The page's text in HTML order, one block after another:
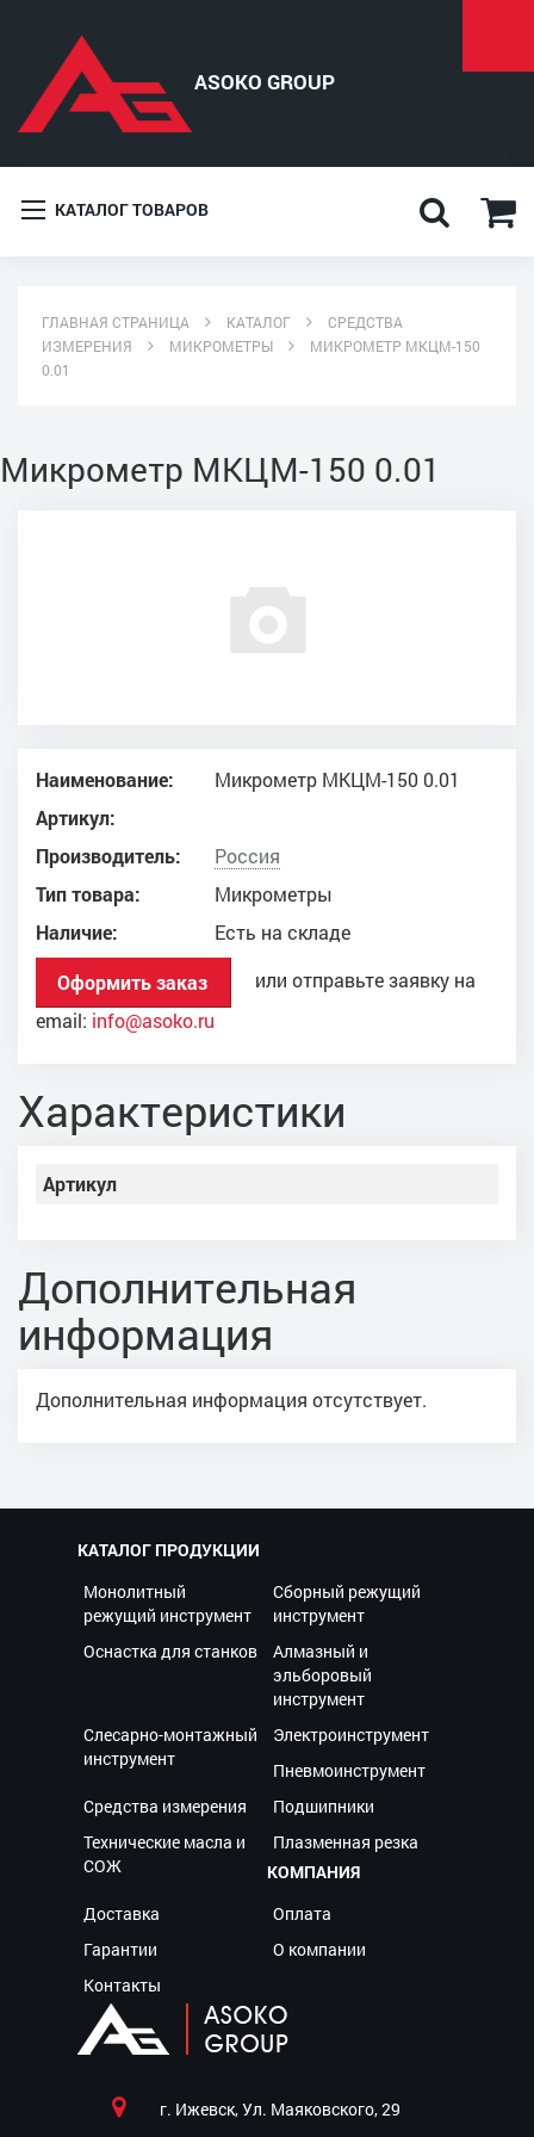
КАТАЛОГ ТОВАРОВ
ГЛАВНАЯ СТРАНИЦА КАТАЛОГ
СРЕДСТВА
ИЗМЕРЕНИЯ
МИКРОМЕТРЫ
МИКРОМЕТР МКЦМ-150
0.01
Микрометр МКЦМ-150 0.01
Наименование:
Микрометр МКЦМ-150 0.01
Артикул:
Производитель:
Россия
Тип товара:
Микрометры
Наличие:
Есть на складе
Оформить заказ
или отправьте заявку на
email: info@asoko.ru
Характеристики
Артикул
Дополнительная
информация
Дополнительная информация отсутствует.
КАТАЛОГ ПРОДУКЦИИ
Монолитный
режущий инструмент
Сборный режущий
инструмент
Оснастка для станков
Алмазный и
эльборовый
инструмент
Слесарно-монтажный
инструмент
Электроинструмент
Пневмоинструмент
Средства измерения
Подшипники
Технические масла и
СОЖ
Плазменная резка
КОМПАНИЯ
Доставка
Оплата
Гарантии
О компании
Контакты
г. Ижевск, Ул. Маяковского, 29